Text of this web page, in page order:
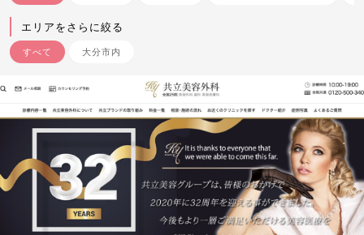
エリアをさらに絞る
すべて 大分市内